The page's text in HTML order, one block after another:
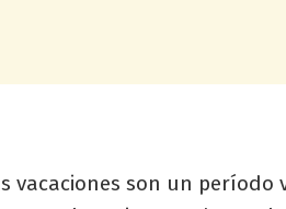
vacaciones son un